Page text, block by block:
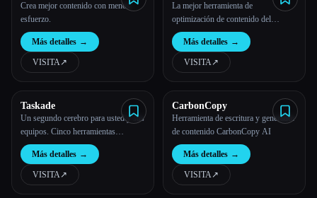
Crea mejor contenido con menos
esfuerzo.
Más detalles →
VISITA↗︎
La mejor herramienta de
optimización de contenido del
mercado: Content Raptor
Más detalles →
VISITA↗︎
Taskade
Un segundo cerebro para usted y sus
equipos. Cinco herramientas
impulsadas por IA en una para
potenciar la productividad de su
equipo. Con Taskade, todo su trabajo
está sincronizado en un espacio de
Más detalles →
VISITA↗︎
CarbonCopy
Herramienta de escritura y generador
de contenido CarbonCopy AI
Más detalles →
VISITA↗︎